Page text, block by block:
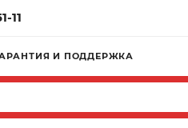
11
И ПОДДЕРЖКА